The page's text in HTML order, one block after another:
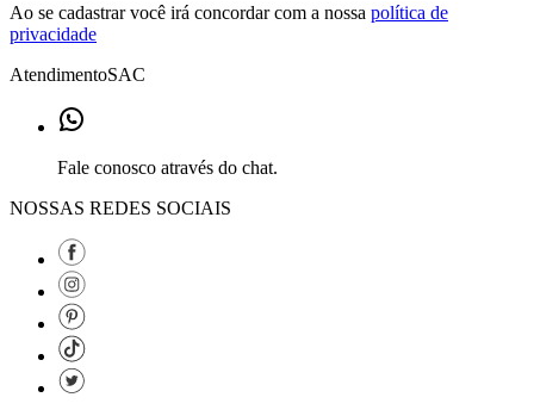
Ao se cadastrar você irá concordar com a nossa política de
privacidade
AtendimentoSAC
Fale conosco através do chat.
NOSSAS REDES SOCIAIS